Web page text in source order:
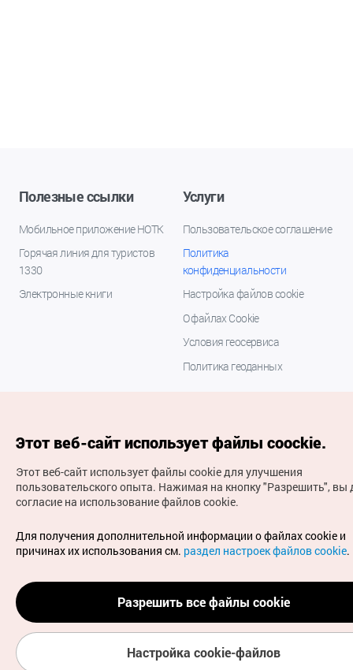
Полезные ссылки
Мобильное приложение НОТК
Горячая линия для туристов
1330
Электронные книги
Услуги
Пользовательское соглашение
Политика
конфиденциальности
Настройка файлов cookie
О файлах Cookie
Условия геосервиса
Политика геоданных
(с) Национальная организация туризма Кореи Все
права защищены
Для извещения об ошибках и проблемах, связанных с
работой веб-сайта, направляйте ваши запросы на
официальный адрес электронной почты
russian@knto.or.kr
Этот веб-сайт использует файлы coockie.
Этот веб-сайт использует файлы cookie для улучшения
пользовательского опыта. Нажимая на кнопку "Разрешить", вы
согласие на использование файлов cookie.
Для получения дополнительной информации о файлах cookie и
причинах их использования см. раздел настроек файлов cookie.
Разрешить все файлы cookie
Настройка cookie-файлов